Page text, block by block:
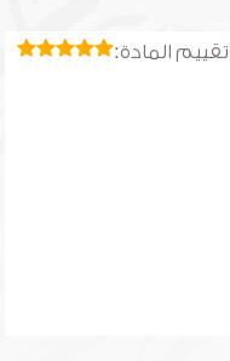
تقييم المادة: